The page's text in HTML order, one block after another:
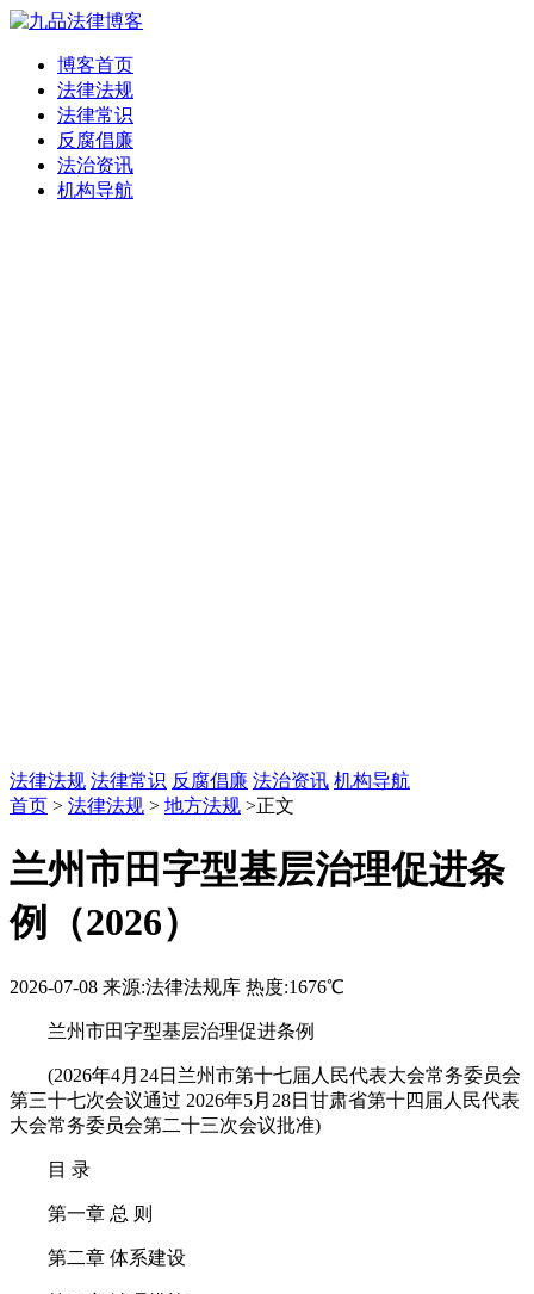
博客首页
法律法规
法律常识
反腐倡廉
法治资讯
机构导航
法律法规 法律常识 反腐倡廉 法治资讯 机构导航
首页 > 法律法规 > 地方法规 >正文
兰州市田字型基层治理促进条
例（2026）
2026-07-08 来源:法律法规库 热度:1676℃
兰州市田字型基层治理促进条例
(2026年4月24日兰州市第十七届人民代表大会常务委员会
第三十七次会议通过 2026年5月28日甘肃省第十四届人民代表
大会常务委员会第二十三次会议批准)
目 录
第一章 总 则
第二章 体系建设